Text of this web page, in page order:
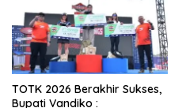
TOTK 2026 Berakhir Sukses,
Bupati Vandiko :